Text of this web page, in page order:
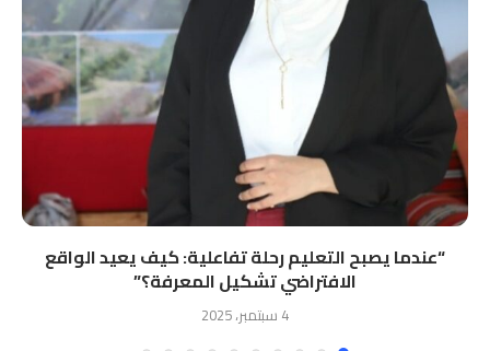
“ﻋﻨﺪﻣﺎ ﻳﺼﺒﺢ اﻟﺘﻌﻠﻴﻢ رﺣﻠﺔ ﺗﻔﺎﻋﻠﻴﺔ: ﻛﻴﻒ ﻳﻌﻴﺪ اﻟﻮاﻗﻊ
اﻻﻓﺘﺮاﺿﻲ ﺗﺸﻜﻴﻞ اﻟﻤﻌﺮﻓﺔ؟”
4 سبتمبر، 2025